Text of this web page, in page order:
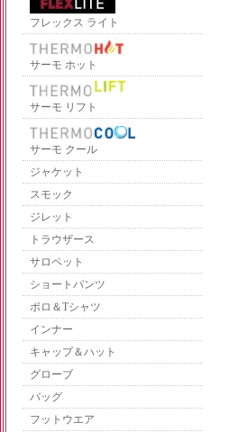
フレックス ライト
サーモ ホット
サーモ リフト
サーモ クール
ジャケット
スモック
ジレット
トラウザース
サロペット
ショートパンツ
ポロ＆Tシャツ
インナー
キャップ＆ハット
グローブ
バッグ
フットウエア